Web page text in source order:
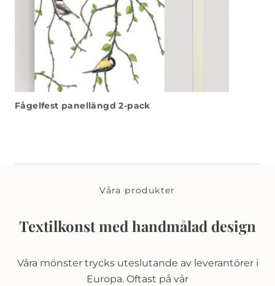
Fågelfest panellängd 2-pack
Våra produkter
Textilkonst med handmålad design
Våra mönster trycks uteslutande av leverantörer i
Europa. Oftast på vår